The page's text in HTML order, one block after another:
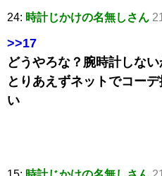
24: 時計じかけの名無しさん
>>17
どうやろな？腕時計しな
とりあえずネットでコー
い